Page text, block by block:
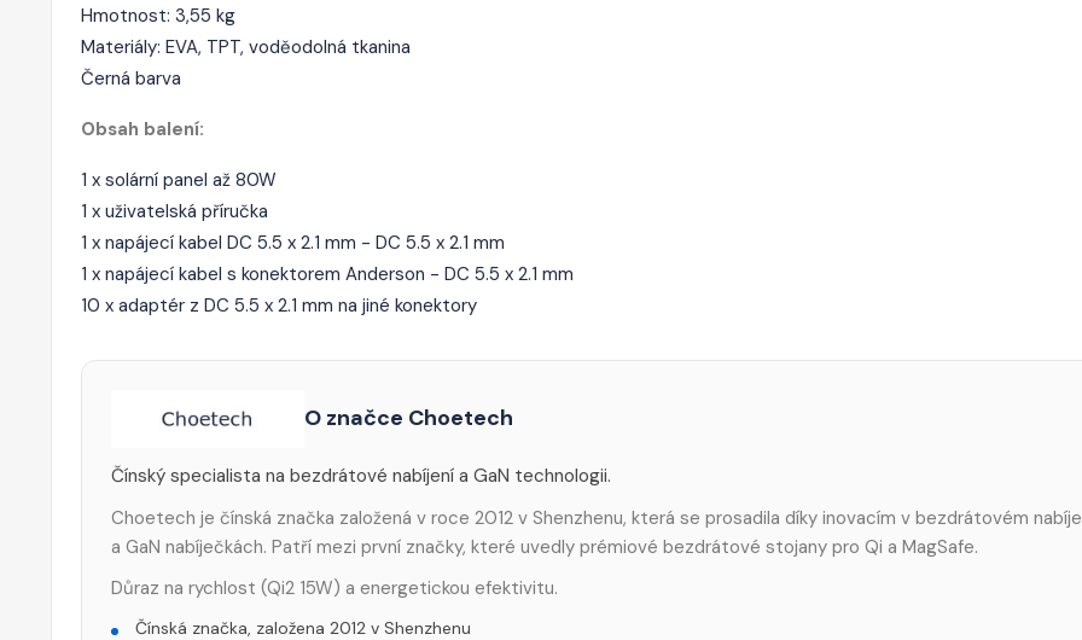
Hmotnost: 3,55 kg
Materiály: EVA, TPT, voděodolná tkanina
Černá barva
Obsah balení:
1 x solární panel až 80W
1 x uživatelská příručka
1 x napájecí kabel DC 5.5 x 2.1 mm - DC 5.5 x 2.1 mm
1 x napájecí kabel s konektorem Anderson - DC 5.5 x 2.1 mm
10 x adaptér z DC 5.5 x 2.1 mm na jiné konektory
O značce Choetech
Čínský specialista na bezdrátové nabíjení a GaN technologii.
Choetech je čínská značka založená v roce 2012 v Shenzhenu, která se prosadila díky inovacím v bezdrátovém
a GaN nabíječkách. Patří mezi první značky, které uvedly prémiové bezdrátové stojany pro Qi a MagSafe.
Důraz na rychlost (Qi2 15W) a energetickou efektivitu.
Čínská značka, založena 2012 v Shenzhenu